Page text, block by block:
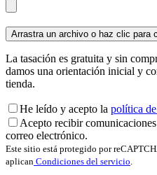
La tasación es gratuita y sin
damos una orientación inicial y
tienda.
He leído y acepto la política
Acepto recibir
correo electrónico.
Este sitio está protegido por
aplican Condiciones del servicio